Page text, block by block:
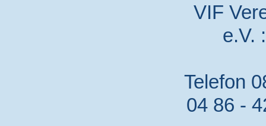
VIF
e.V.
Telefon
04 86 -